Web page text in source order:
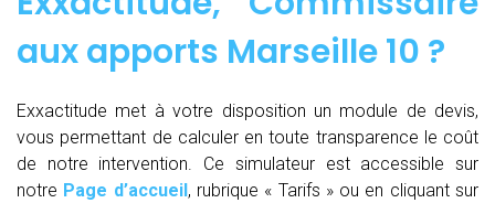
aux apports Marseille 10 ?
Exxactitude met à votre disposition un module de devis,
vous permettant de calculer en toute transparence le coût
de notre intervention. Ce simulateur est accessible sur
notre Page d’accueil, rubrique « Tarifs » ou en cliquant sur